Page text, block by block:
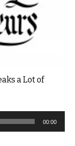
a Lot of
00:00